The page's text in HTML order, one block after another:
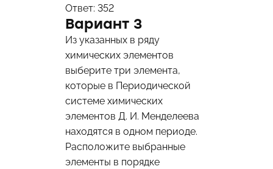
Ответ: 352
Вариант 3
Из указанных в ряду
химических элементов
выберите три элемента,
которые в Периодической
системе химических
элементов Д. И. Менделеева
находятся в одном периоде.
Расположите выбранные
элементы в порядке